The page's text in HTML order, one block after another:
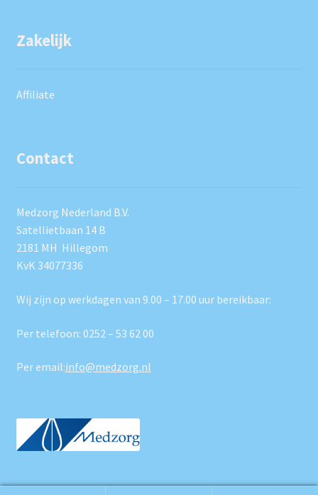
Zakelijk
Affiliate
Contact
Medzorg Nederland B.V.
Satellietbaan 14 B
2181 MH Hillegom
KvK 34077336
Wij zijn op werkdagen van 9.00 – 17.00 uur bereikbaar:
Per telefoon: 0252 – 53 62 00
Per email:info@medzorg.nl